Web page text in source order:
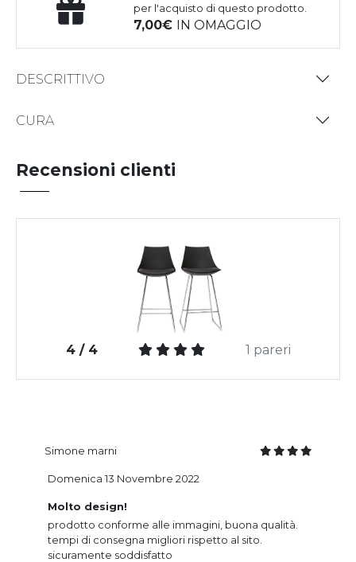
per l'acquisto di questo prodotto.
7,00 IN OMAGGIO
DESCRITTIVO
CURA
Recensioni clienti
4 / 4 1 pareri
Simone marni
Molto design!
prodotto conforme alle immagini, buona qualità.
tempi di consegna migliori rispetto al sito.
sicuramente soddisfatto
Domenica 13 Novembre 2022